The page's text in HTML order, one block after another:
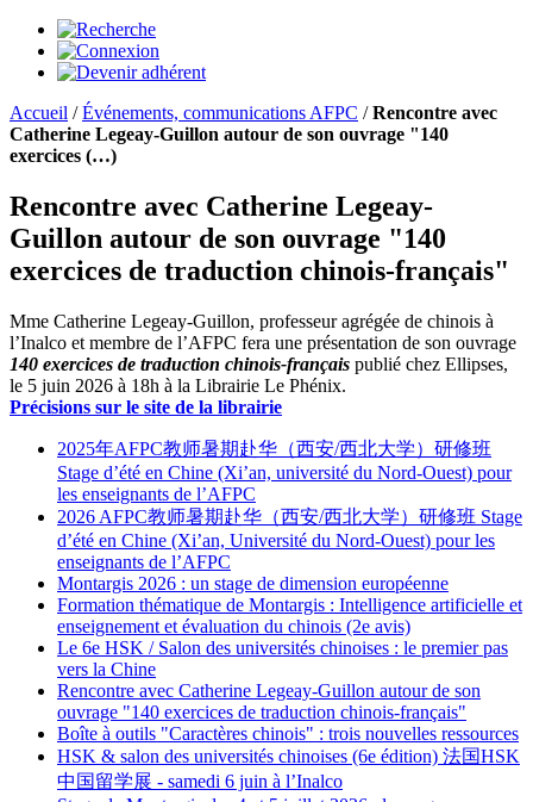
Accueil /Événements, communications AFPC /Rencontre avec
Catherine Legeay-Guillon autour de son ouvrage "140
exercices (…)
Rencontre avec Catherine Legeay-
Guillon autour de son ouvrage "140
exercices de traduction chinois-français"
Mme Catherine Legeay-Guillon, professeur agrégée de chinois à
l’Inalco et membre de l’AFPC fera une présentation de son ouvrage
140 exercices de traduction chinois-français publié chez Ellipses,
le 5 juin 2026 à 18h à la Librairie Le Phénix.
Précisions sur le site de la librairie
2025年AFPC教师暑期赴华（西安/西北大学）研修班
Stage d’été en Chine (Xi’an, université du Nord-Ouest) pour
les enseignants de l’AFPC
2026 AFPC教师暑期赴华（西安/西北大学）研修班 Stage
d’été en Chine (Xi’an, Université du Nord-Ouest) pour les
enseignants de l’AFPC
Montargis 2026 : un stage de dimension européenne
Formation thématique de Montargis : Intelligence artificielle et
enseignement et évaluation du chinois (2e avis)
Le 6e HSK / Salon des universités chinoises : le premier pas
vers la Chine
Rencontre avec Catherine Legeay-Guillon autour de son
ouvrage "140 exercices de traduction chinois-français"
Boîte à outils "Caractères chinois" : trois nouvelles ressources
HSK & salon des universités chinoises (6e édition) 法国HSK
中国留学展 - samedi 6 juin à l’Inalco